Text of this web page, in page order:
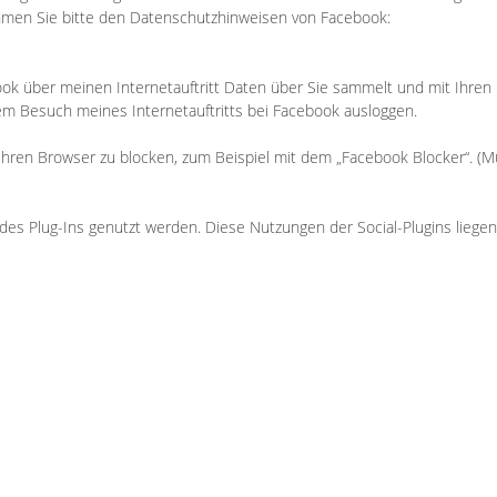
Sie bitte den Datenschutzhinweisen von Facebook:
über meinen Internetauftritt Daten über Sie sammelt und mit Ihren
Besuch meines Internetauftritts bei Facebook ausloggen.
Browser zu blocken, zum Beispiel mit dem „Facebook Blocker“.
Plug-Ins genutzt werden. Diese Nutzungen der Social-Plugins